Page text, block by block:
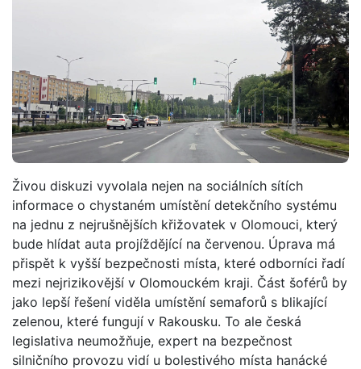
Živou diskuzi vyvolala nejen na sociálních sítích
informace o chystaném umístění detekčního systému
na jednu z nejrušnějších křižovatek v Olomouci, který
bude hlídat auta projíždějící na červenou. Úprava má
přispět k vyšší bezpečnosti místa, které odborníci řadí
mezi nejrizikovější v Olomouckém kraji. Část šoférů by
jako lepší řešení viděla umístění semaforů s blikající
zelenou, které fungují v Rakousku. To ale česká
legislativa neumožňuje, expert na bezpečnost
silničního provozu vidí u bolestivého místa hanácké